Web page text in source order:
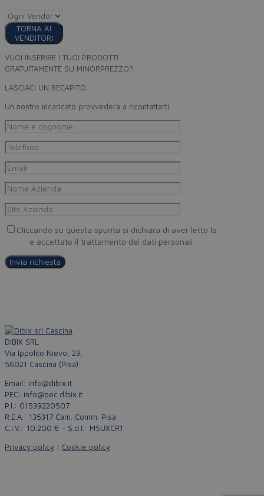
TORNA AI
VENDITORI
VUOI INSERIRE I TUOI PRODOTTI
GRATUITAMENTE SU MINORPREZZO?
LASCIACI UN RECAPITO
Un nostro incaricato provvederà a ricontattarti
Cliccando su questa spunta si dichiara di aver letto la
e accettato il trattamento dei dati personali
DIBIX SRL
Via Ippolito Nievo, 23,
56021 Cascina (Pisa)
Email: info@dibix.it
PEC: info@pec.dibix.it
P.I.: 01539220507
R.E.A.: 135317 Cam. Comm. Pisa
C.I.V.: 10.200 € – S.d.I.: M5UXCR1
Privacy policy | Cookie policy